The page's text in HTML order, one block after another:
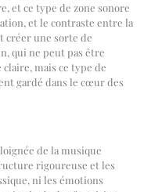
et ce type de zone sonore
et le contraste entre la
créer une sorte de
qui ne peut pas être
mais ce type de
gardé dans le cœur des
de la musique
rigoureuse et les
ni les émotions